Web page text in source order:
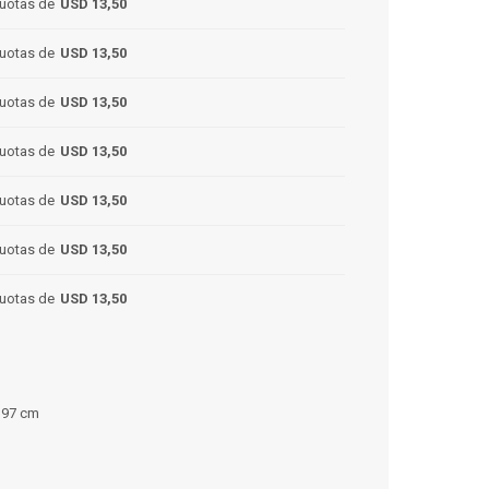
de USD 13,50
de USD 13,50
de USD 13,50
de USD 13,50
de USD 13,50
de USD 13,50
de USD 13,50
cm